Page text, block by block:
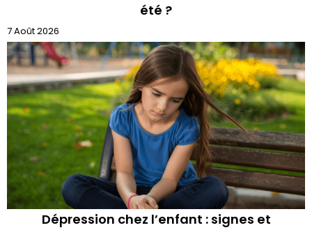
été ?
7 Août 2026
Dépression chez l’enfant : signes et